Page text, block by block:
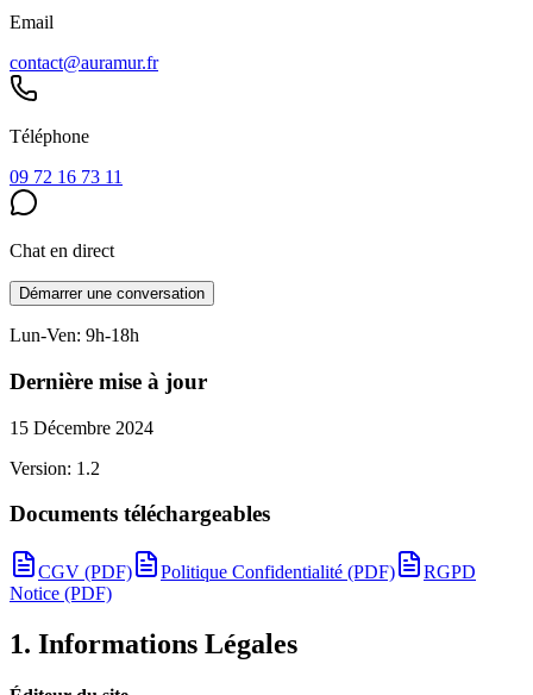
Email
contact@auramur.fr
Téléphone
09 72 16 73 11
Chat en direct
Démarrer une conversation
Lun-Ven: 9h-18h
Dernière mise à jour
15 Décembre 2024
Version: 1.2
Documents téléchargeables
CGV (PDF) Politique Confidentialité (PDF)
RGPD
Notice (PDF)
1. Informations Légales